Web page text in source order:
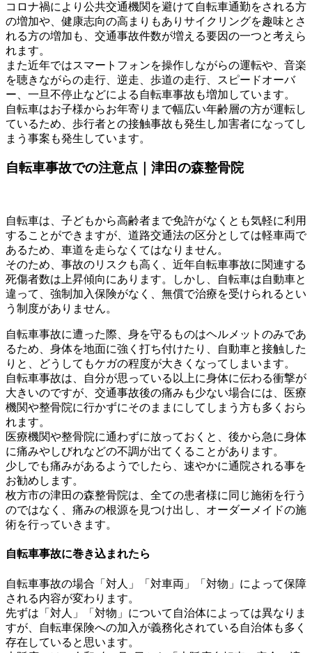
コロナ禍により公共交通機関を避けて自転車通勤をされる方
の増加や、健康志向の高まりもありサイクリングを趣味とさ
れる方の増加も、交通事故件数が増える要因の一つと考えら
れます。
また近年ではスマートフォンを操作しながらの運転や、音楽
を聴きながらの走行、逆走、歩道の走行、スピードオーバ
ー、一旦不停止などによる自転車事故も増加しています。
自転車はお子様からお年寄りまで幅広い年齢層の方が運転し
ているため、歩行者との接触事故も発生し加害者になってし
まう事案も発生しています。
自転車事故での注意点｜津田の森整骨院
自転車は、子どもから高齢者まで免許がなくとも気軽に利用
することができますが、道路交通法の区分としては軽車両で
あるため、車道を走らなくてはなりません。
そのため、事故のリスクも高く、近年自転車事故に関連する
死傷者数は上昇傾向にあります。しかし、自転車は自動車と
違って、強制加入保険がなく、無償で治療を受けられるとい
う制度がありません。
自転車事故に遭った際、身を守るものはヘルメットのみであ
るため、身体を地面に強く打ち付けたり、自動車と接触した
りと、どうしてもケガの程度が大きくなってしまいます。
自転車事故は、自分が思っている以上に身体に伝わる衝撃が
大きいのですが、交通事故後の痛みも少ない場合には、医療
機関や整骨院に行かずにそのままにしてしまう方も多くおら
れます。
医療機関や整骨院に通わずに放っておくと、後から急に身体
に痛みやしびれなどの不調が出てくることがあります。
少しでも痛みがあるようでしたら、速やかに通院される事を
お勧めします。
枚方市の津田の森整骨院は、全ての患者様に同じ施術を行う
のではなく、痛みの根源を見つけ出し、オーダーメイドの施
術を行っていきます。
自転車事故に巻き込まれたら
自転車事故の場合「対人」「対車両」「対物」によって保障
される内容が変わります。
先ずは「対人」「対物」について自治体によっては異なりま
すが、自転車保険への加入が義務化されている自治体も多く
存在していると思います。